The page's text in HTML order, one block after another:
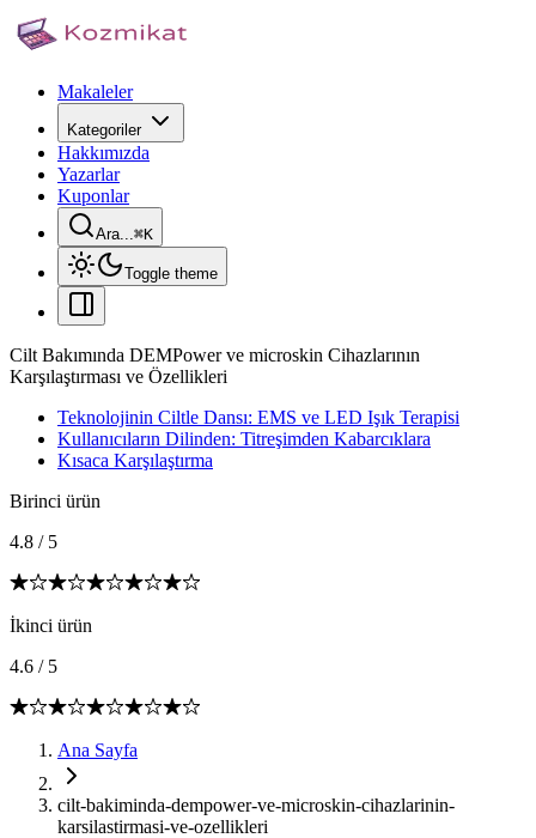
Makaleler
Kategoriler
Hakkımızda
Yazarlar
Kuponlar
Ara...⌘K
Toggle theme
Cilt Bakımında DEMPower ve microskin Cihazlarının
Karşılaştırması ve Özellikleri
Teknolojinin Ciltle Dansı: EMS ve LED Işık Terapisi
Kullanıcıların Dilinden: Titreşimden Kabarcıklara
Kısaca Karşılaştırma
Birinci ürün
4.8 / 5
İkinci ürün
4.6 / 5
Ana Sayfa
cilt-bakiminda-dempower-ve-microskin-cihazlarinin-
karsilastirmasi-ve-ozellikleri